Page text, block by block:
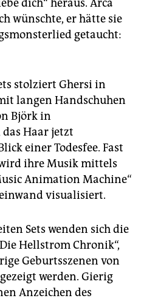
dich“ heraus. Arca
wünschte, er hätte sie
getaucht:
stolziert Ghersi in
langen Handschuhen
Björk in
Haar jetzt
einer Todesfee. Fast
ihre Musik mittels
Animation Machine“
visualisiert.
Sets wenden sich die
Hellstrom Chronik“,
Geburtsszenen von
werden. Gierig
Anzeichen des